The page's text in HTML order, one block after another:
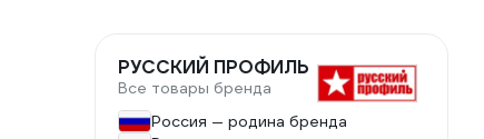
РУССКИЙ ПРОФИЛЬ
Все товары бренда
Россия — родина бренда